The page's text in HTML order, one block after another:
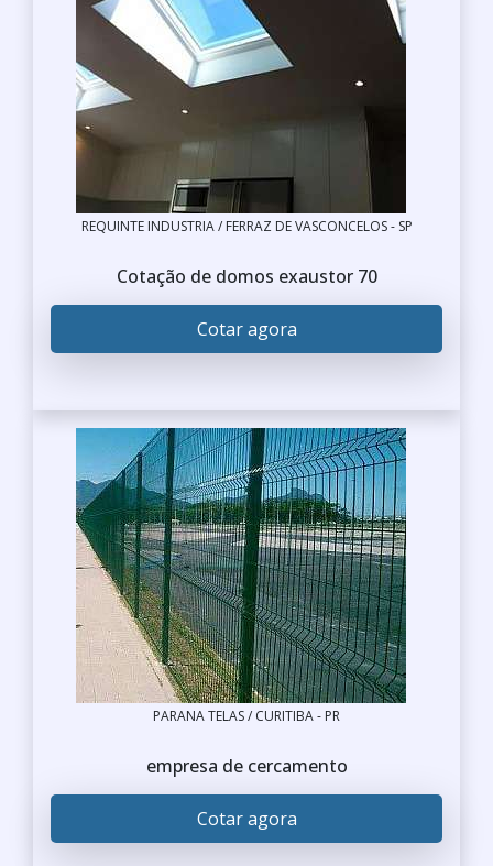
REQUINTE INDUSTRIA / FERRAZ DE VASCONCELOS - SP
Cotação de domos exaustor 70
Cotar agora
PARANA TELAS / CURITIBA - PR
empresa de cercamento
Cotar agora